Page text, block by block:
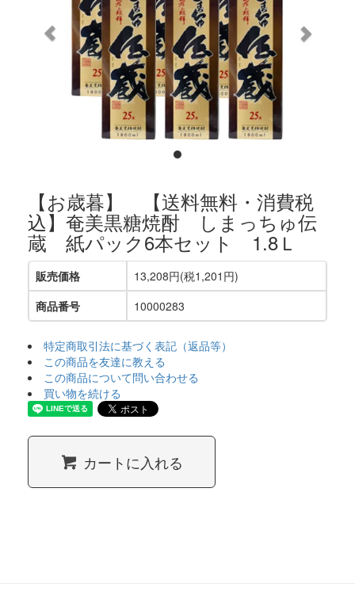
【お歳暮】 【送料無料・消費税
込】奄美黒糖焼酎 しまっちゅ伝
蔵 紙パック6本セット 1.8Ｌ
販売価格
13,208円(税1,201円)
商品番号
10000283
特定商取引法に基づく表記（返品等）
この商品を友達に教える
この商品について問い合わせる
買い物を続ける
カートに入れる